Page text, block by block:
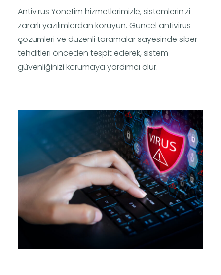
Antivirüs Yönetim hizmetlerimizle, sistemlerinizi
zararlı yazılımlardan koruyun. Güncel antivirüs
çözümleri ve düzenli taramalar sayesinde siber
tehditleri önceden tespit ederek, sistem
güvenliğinizi korumaya yardımcı olur.